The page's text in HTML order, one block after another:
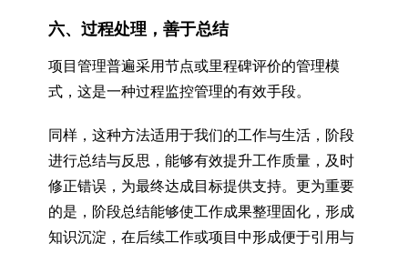
六、过程处理，善于总结
项目管理普遍采用节点或里程碑评价的管理模
式，这是一种过程监控管理的有效手段。
同样，这种方法适用于我们的工作与生活，阶段
进行总结与反思，能够有效提升工作质量，及时
修正错误，为最终达成目标提供支持。更为重要
的是，阶段总结能够使工作成果整理固化，形成
知识沉淀，在后续工作或项目中形成便于引用与